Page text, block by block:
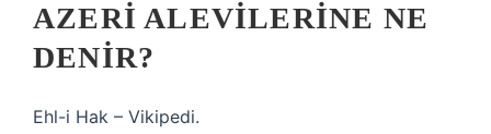
AZERI ALEVILERINE NE
DENIR?
Ehl-i Hak – Vikipedi.